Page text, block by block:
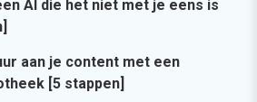
AI die het niet met je eens is
aan je content met een
[5 stappen]